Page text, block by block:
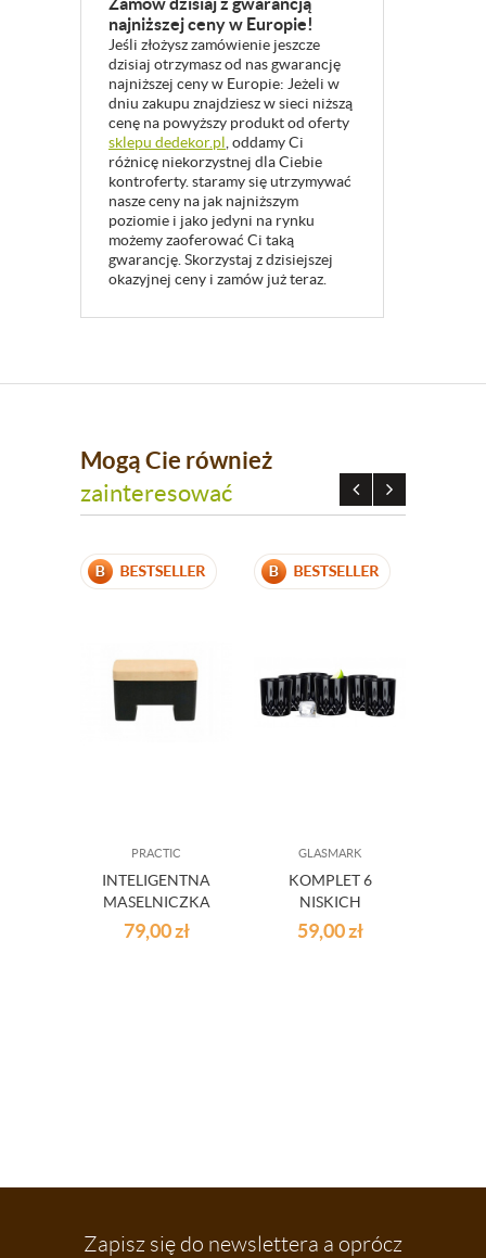
najniższej ceny w Europie!
Jeśli złożysz zamówienie jeszcze
dzisiaj otrzymasz od nas gwarancję
najniższej ceny w Europie: Jeżeli w
dniu zakupu znajdziesz w sieci niższą
cenę na powyższy produkt od oferty
sklepu dedekor.pl, oddamy Ci
różnicę niekorzystnej dla Ciebie
kontroferty. staramy się utrzymywać
nasze ceny na jak najniższym
poziomie i jako jedyni na rynku
możemy zaoferować Ci taką
gwarancję. Skorzystaj z dzisiejszej
okazyjnej ceny i zamów już teraz.
Mogą Cie również
zainteresować
PRACTIC
INTELIGENTNA
MASELNICZKA
WODNA Z
POKRYWĄ
79,00zł
GLASMARK
KOMPLET 6
NISKICH
SZKLANEK
59,00zł
Zapisz się do newslettera a oprócz